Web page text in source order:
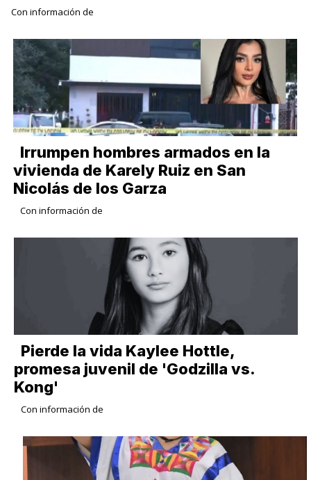
Con información de
Irrumpen hombres armados en la
vivienda de Karely Ruiz en San
Nicolás de los Garza
Con información de
Pierde la vida Kaylee Hottle,
promesa juvenil de 'Godzilla vs.
Kong'
Con información de